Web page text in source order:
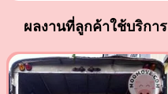
ผลงานที่ลูกค้าใช้บริการ